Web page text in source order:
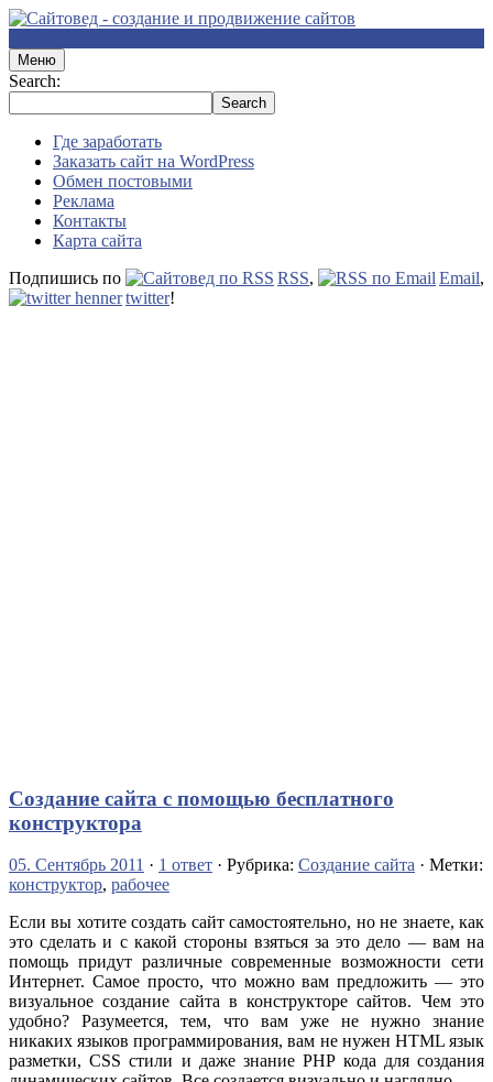
Меню
Search:
Где заработать
Заказать сайт на WordPress
Обмен постовыми
Реклама
Контакты
Карта сайта
Подпишись по
RSS, Email,
twitter!
Создание сайта с помощью бесплатного
конструктора
05. Сентябрь 2011 · 1 ответ · Рубрика: Создание сайта · Метки:
конструктор, рабочее
Если вы хотите создать сайт самостоятельно, но не знаете, как
это сделать и с какой стороны взяться за это дело — вам на
помощь придут различные современные возможности сети
Интернет. Самое просто, что можно вам предложить — это
визуальное создание сайта в конструкторе сайтов. Чем это
удобно? Разумеется, тем, что вам уже не нужно знание
никаких языков программирования, вам не нужен HTML язык
разметки, CSS стили и даже знание PHP кода для создания